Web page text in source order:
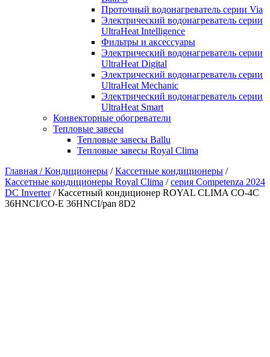
Проточный водонагреватель серии Via
Электрический водонагреватель серии
UltraHeat Intelligence
Фильтры и аксессуары
Электрический водонагреватель серии
UltraHeat Digital
Электрический водонагреватель серии
UltraHeat Mechanic
Электрический водонагреватель серии
UltraHeat Smart
Конвекторные обогреватели
Тепловые завесы
Тепловые завесы Ballu
Тепловые завесы Royal Clima
Главная /Кондиционеры /Кассетные кондиционеры /
Кассетные кондиционеры Royal Clima /серия Competenza 2024
DC Inverter/ Кассетный кондиционер ROYAL CLIMA CO-4C
36HNCI/CO-E 36HNCI/pan 8D2